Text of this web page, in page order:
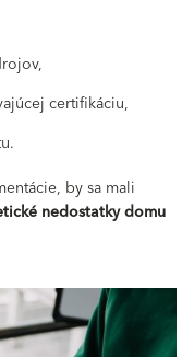
certifikáciu,
by sa mali
nedostatky domu